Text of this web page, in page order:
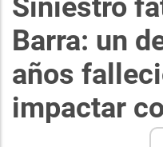
Siniestro
Barra: un
años
impactar